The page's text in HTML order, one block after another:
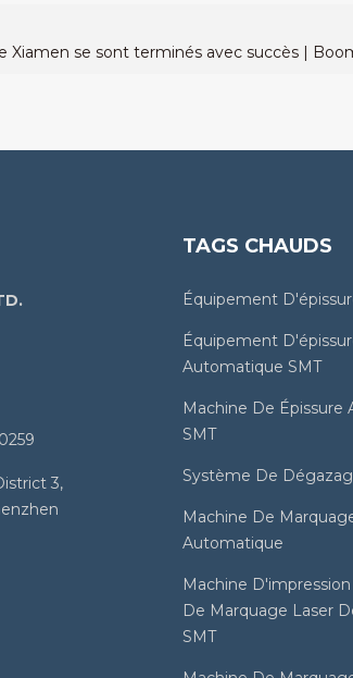
Xiamen se sont terminés avec succès |
3,
TAGS CHAUDS
Équipement
Équipement
Automatique SMT
Machine De Épissure
SMT
Système De
Machine De
Automatique
Machine
De Marquage Laser
SMT